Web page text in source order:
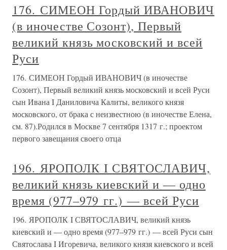
176. СИМЕОН Гордый ИВАНОВИЧ
(в иночестве Созонт), Первый
великий князь московский и всей
Руси
176. СИМЕОН Гордый ИВАНОВИЧ (в иночестве
Созонт), Первый великий князь московский и всей Руси
сын Ивана I Даниловича Калиты, великого князя
московского, от брака с неизвестною (в иночестве Елена,
см. 87).Родился в Москве 7 сентября 1317 г.; проектом
первого завещания своего отца
196. ЯРОПОЛК I СВЯТОСЛАВИЧ,
великий князь киевский и — одно
время (977–979 гг.) — всей Руси
196. ЯРОПОЛК I СВЯТОСЛАВИЧ, великий князь
киевский и — одно время (977–979 гг.) — всей Руси сын
Святослава I Игоревича, великого князя киевского и всей